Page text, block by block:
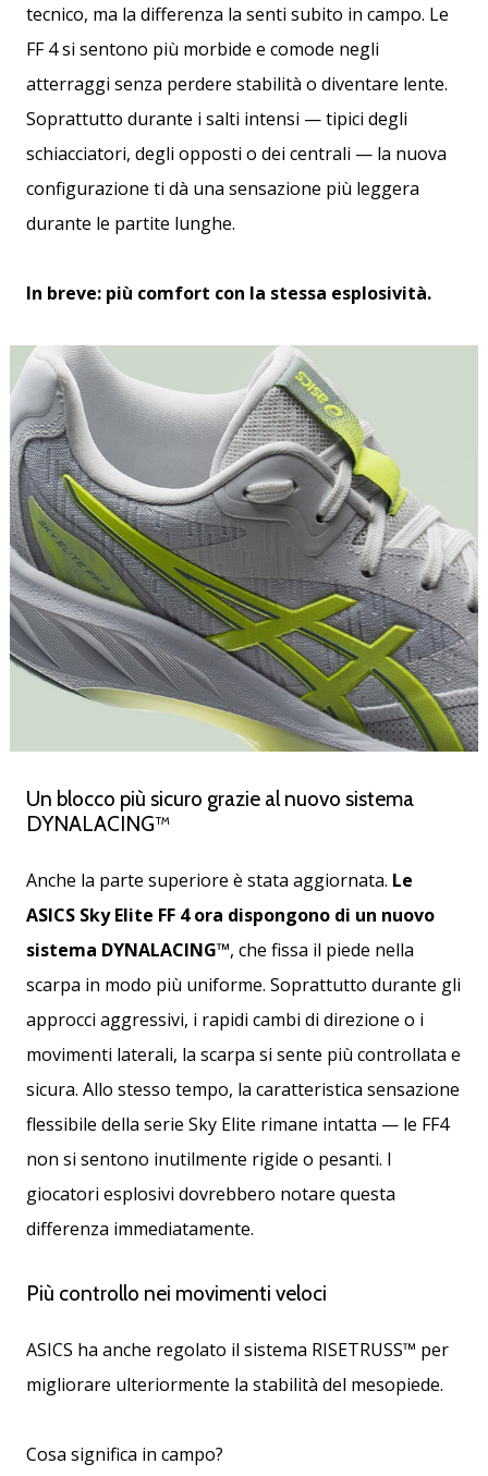
Mostra
tutti gli
tecnico, ma la differenza la senti subito in campo. Le
FF 4 si sentono più morbide e comode negli
atterraggi senza perdere stabilità o diventare lente.
Soprattutto durante i salti intensi — tipici degli
schiacciatori, degli opposti o dei centrali — la nuova
configurazione ti dà una sensazione più leggera
durante le partite lunghe.
In breve: più comfort con la stessa esplosività.
Un blocco più sicuro grazie al nuovo sistema
DYNALACING™
Anche la parte superiore è stata aggiornata. Le
ASICS Sky Elite FF 4 ora dispongono di un nuovo
sistema DYNALACING™, che fissa il piede nella
scarpa in modo più uniforme. Soprattutto durante gli
approcci aggressivi, i rapidi cambi di direzione o i
movimenti laterali, la scarpa si sente più controllata e
sicura. Allo stesso tempo, la caratteristica sensazione
flessibile della serie Sky Elite rimane intatta — le FF4
non si sentono inutilmente rigide o pesanti. I
giocatori esplosivi dovrebbero notare questa
differenza immediatamente.
Più controllo nei movimenti veloci
ASICS ha anche regolato il sistema RISETRUSS™ per
migliorare ulteriormente la stabilità del mesopiede.
Cosa significa in campo?